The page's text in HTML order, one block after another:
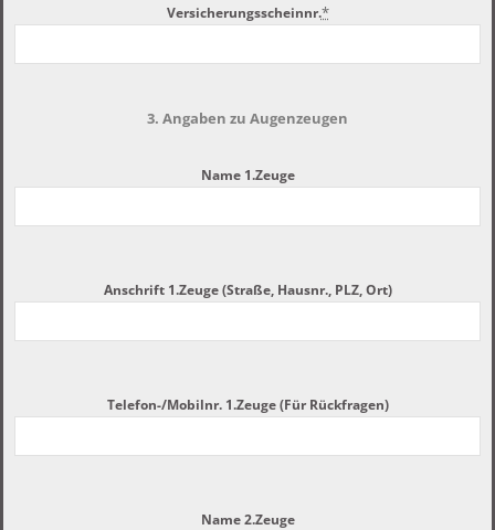
Versicherungsscheinnr.*
3. Angaben zu Augenzeugen
Name 1.Zeuge
Anschrift 1.Zeuge (Straße, Hausnr., PLZ, Ort)
Telefon-/Mobilnr. 1.Zeuge (Für Rückfragen)
Name 2.Zeuge